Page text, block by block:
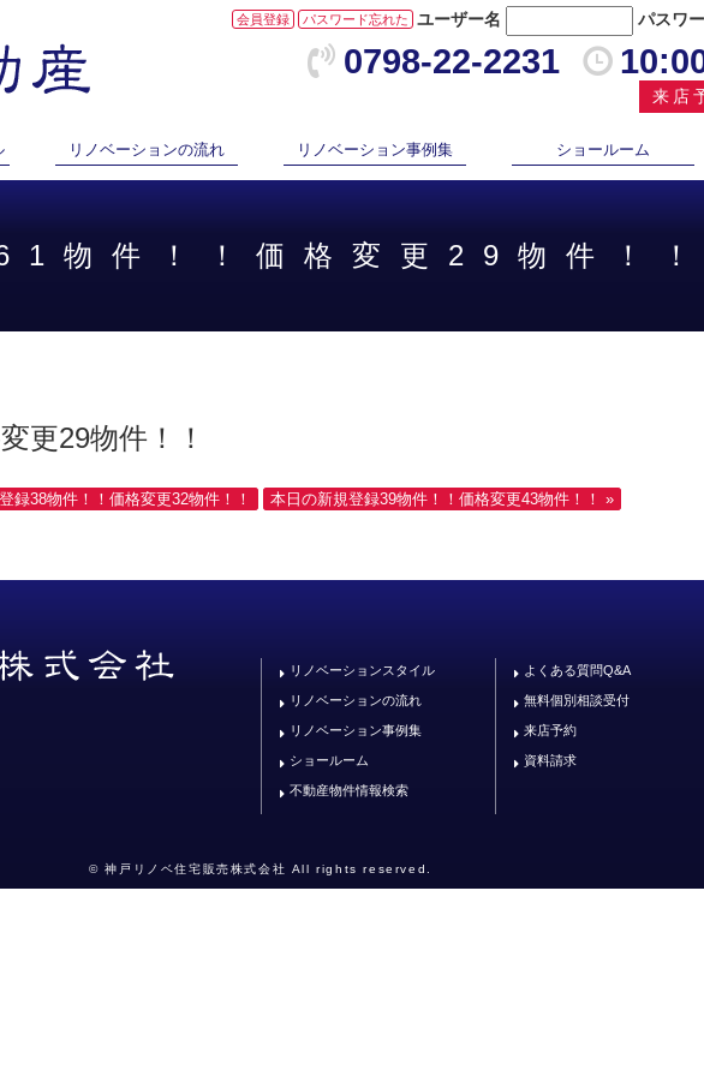
ユーザー名 パスワ
会員登録 パスワード忘れた
0798-22-2231
来店
リノベーションの流れ リノベーション事例集 ショールーム
物件！！価格変更29物件！！
更29物件！！
録38物件！！価格変更32物件！！ 本日の新規登録39物件！！価格変更43物件！！ »
リノベーションスタイル
リノベーションの流れ
リノベーション事例集
ショールーム
不動産物件情報検索
よくある質問Q&A
無料個別相談受付
来店予約
資料請求
© 神戸リノベ住宅販売株式会社 All rights reserved.